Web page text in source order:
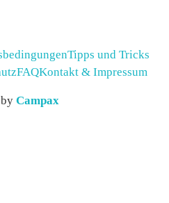
Tipps und Tricks
FAQKontakt & Impressum
Campax